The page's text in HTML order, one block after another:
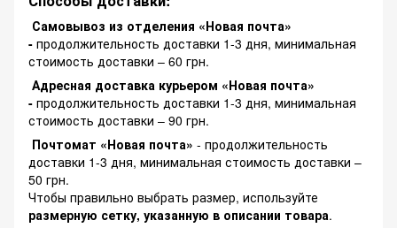
Самовывоз из отделения «Новая почта»
- продолжительность доставки 1-3 дня, минимальная
стоимость доставки – 60 грн.
Адресная доставка курьером «Новая почта»
- продолжительность доставки 1-3 дня, минимальная
стоимость доставки – 90 грн.
Почтомат «Новая почта» - продолжительность
доставки 1-3 дня, минимальная стоимость доставки –
50 грн.
Чтобы правильно выбрать размер, используйте
размерную сетку, указанную в описании товара.